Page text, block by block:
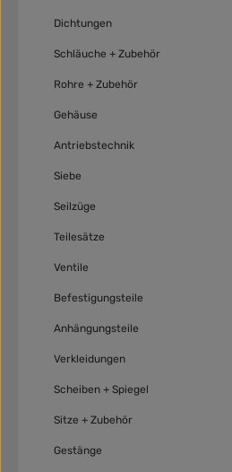
Dichtungen
Schläuche + Zubehör
Rohre + Zubehör
Gehäuse
Antriebstechnik
Siebe
Seilzüge
Teilesätze
Ventile
Befestigungsteile
Anhängungsteile
Verkleidungen
Scheiben + Spiegel
Sitze + Zubehör
Gestänge